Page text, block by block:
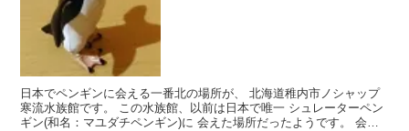
日本でペンギンに会える一番北の場所が、 北海道稚内市ノシャップ
寒流水族館です。 この水族館、以前は日本で唯一 シュレーターペン
ギン(和名：マユダチペンギン)に 会えた場所だったようです。 会え